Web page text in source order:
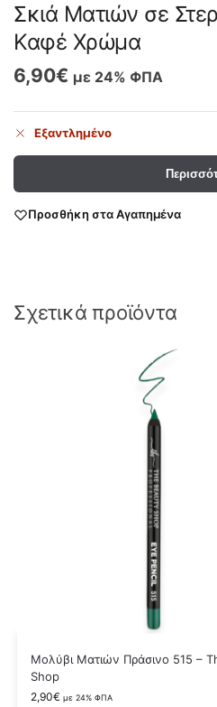
Σκιά Ματιών σε
Καφέ Χρώμα
6,90€ με 24% ΦΠΑ
Εξαντλημένο
Προσθήκη στα Αγαπημένα
Σχετικά προϊόντα
Μολύβι Ματιών Πράσινο 515 –
Shop
2,90€ με 24% ΦΠΑ